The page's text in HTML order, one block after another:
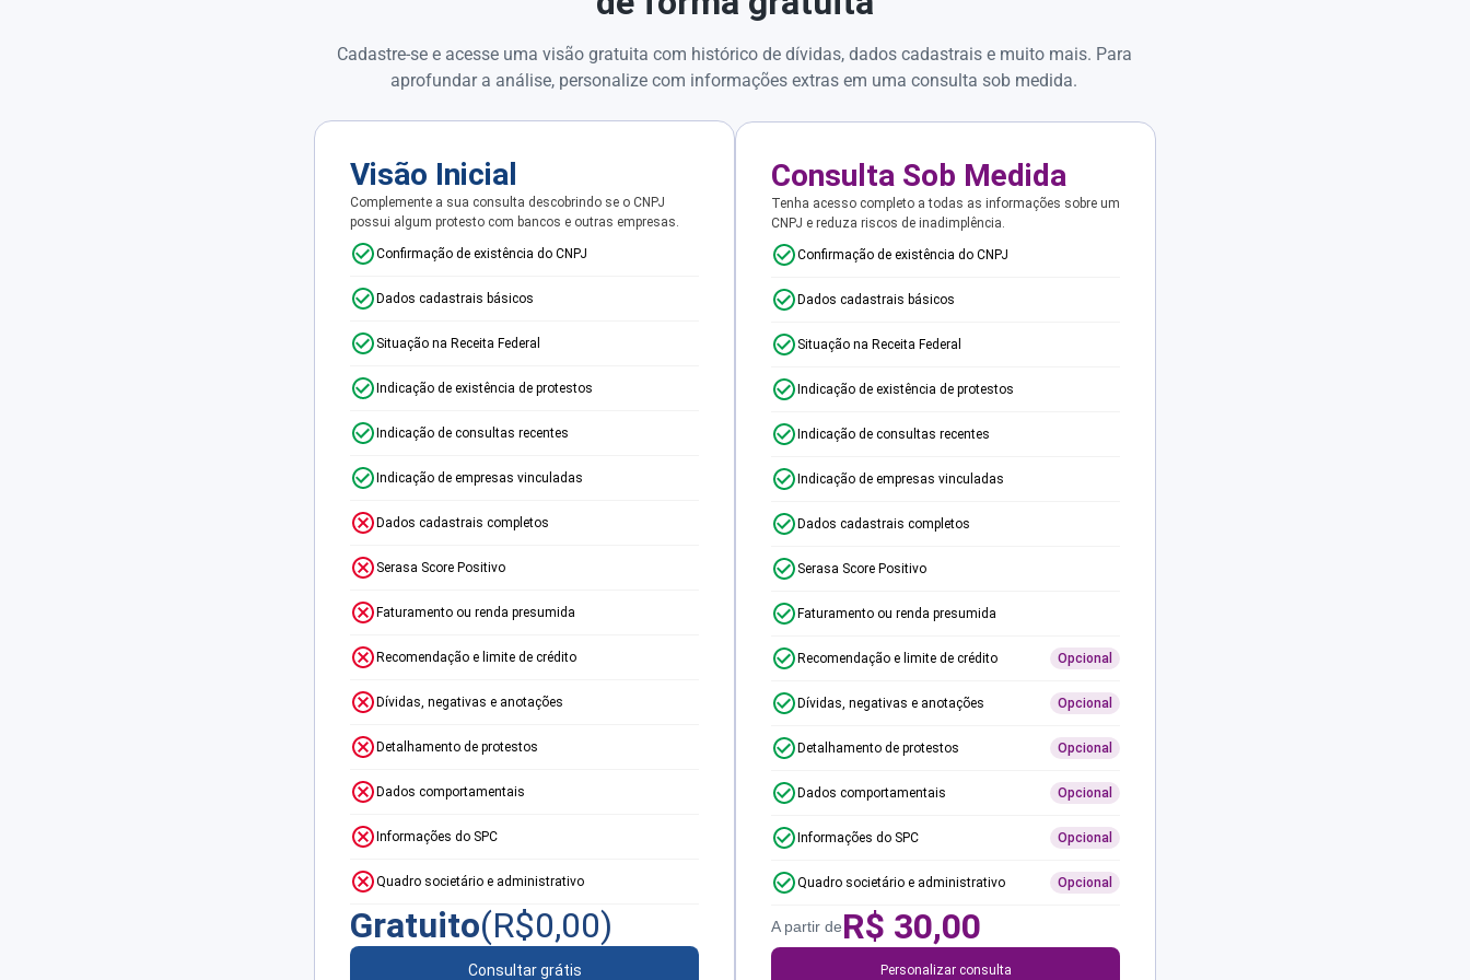
Cadastre-se e acesse uma visão gratuita com histórico de dívidas, dados cadastrais e muito mais. Para
aprofundar a análise, personalize com informações extras em uma consulta sob medida.
Visão Inicial
Complemente a sua consulta descobrindo se o CNPJ
possui algum protesto com bancos e outras empresas.
Confirmação de existência do CNPJ
Dados cadastrais básicos
Situação na Receita Federal
Indicação de existência de protestos
Indicação de consultas recentes
Indicação de empresas vinculadas
Dados cadastrais completos
Serasa Score Positivo
Faturamento ou renda presumida
Recomendação e limite de crédito
Dívidas, negativas e anotações
Detalhamento de protestos
Dados comportamentais
Informações do SPC
Quadro societário e administrativo
Gratuito(R$0,00)
Consultar grátis
Consulta Sob Medida
Tenha acesso completo a todas as informações sobre um
CNPJ e reduza riscos de inadimplência.
Confirmação de existência do CNPJ
Dados cadastrais básicos
Situação na Receita Federal
Indicação de existência de protestos
Indicação de consultas recentes
Indicação de empresas vinculadas
Dados cadastrais completos
Serasa Score Positivo
Faturamento ou renda presumida
Recomendação e limite de crédito Opcional
Dívidas, negativas e anotações Opcional
Detalhamento de protestos Opcional
Dados comportamentais Opcional
Informações do SPC Opcional
Quadro societário e administrativo Opcional
A partir deR$ 30,00
Personalizar consulta